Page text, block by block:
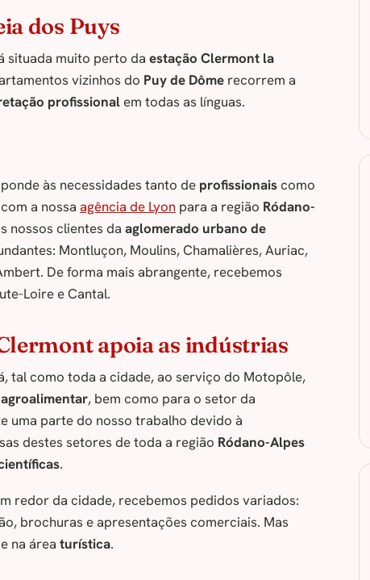
dos Puys
situada muito perto da estação Clermont la
vizinhos do Puy de Dôme recorrem a
profissionalem todas as línguas.
às necessidades tanto de profissionaiscomo
a nossa agência de Lyon para a região Ródano-
nossos clientes da aglomerado urbano de
Montluçon, Moulins, Chamalières, Auriac,
De forma mais abrangente, recebemos
Loire e Cantal.
apoia as indústrias
tal como toda a cidade, ao serviço do Motopôle,
agroalimentar, bem como para o setor da
uma parte do nosso trabalho devido à
destes setores de toda a região Ródano-Alpes
.
redor da cidade, recebemos pedidos variados:
brochuras e apresentações comerciais. Mas
e na área turística.